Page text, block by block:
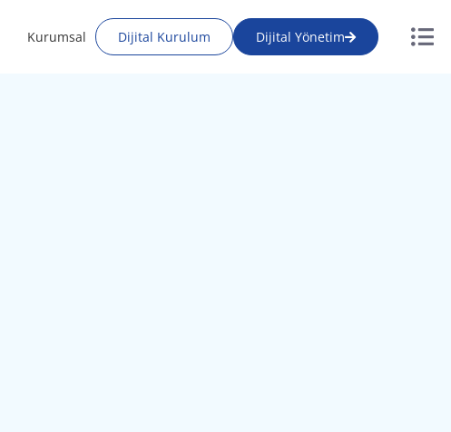
Kurumsal Dijital Kurulum Dijital Yönetim